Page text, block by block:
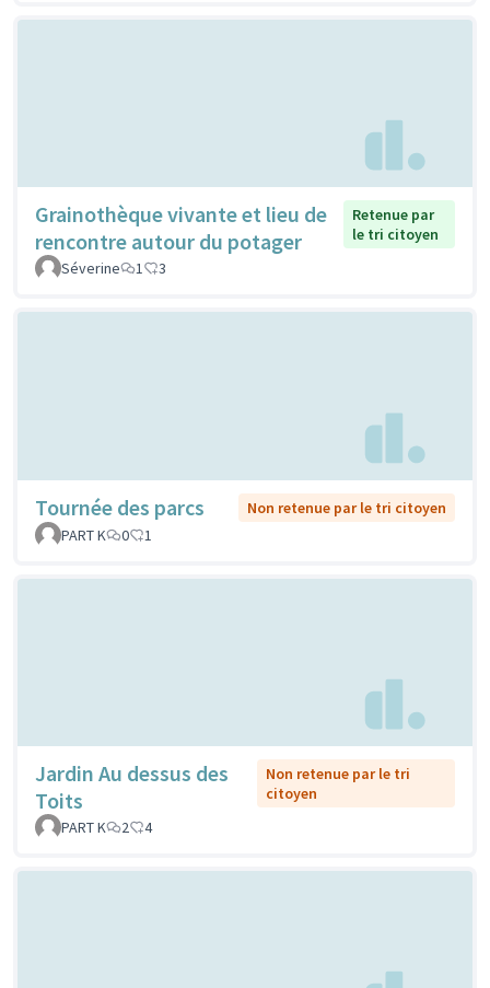
Grainothèque vivante et lieu de
rencontre autour du potager
Retenue par
le tri citoyen
Séverine
1 3
Tournée des parcs
Non retenue par le tri citoyen
PART K
0 1
Jardin Au dessus des
Toits
Non retenue par le tri
citoyen
PART K
2 4